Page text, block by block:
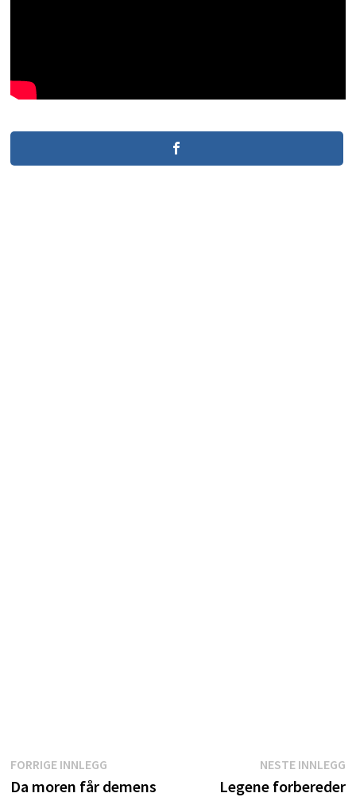
Innleggsnavigasjon
FORRIGE INNLEGGForrige
innlegg:
Da moren får demens
NESTE INNLEGG
Legene forbereder